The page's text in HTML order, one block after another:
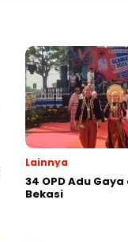
Lainnya
34 OPD Adu
Bekasi